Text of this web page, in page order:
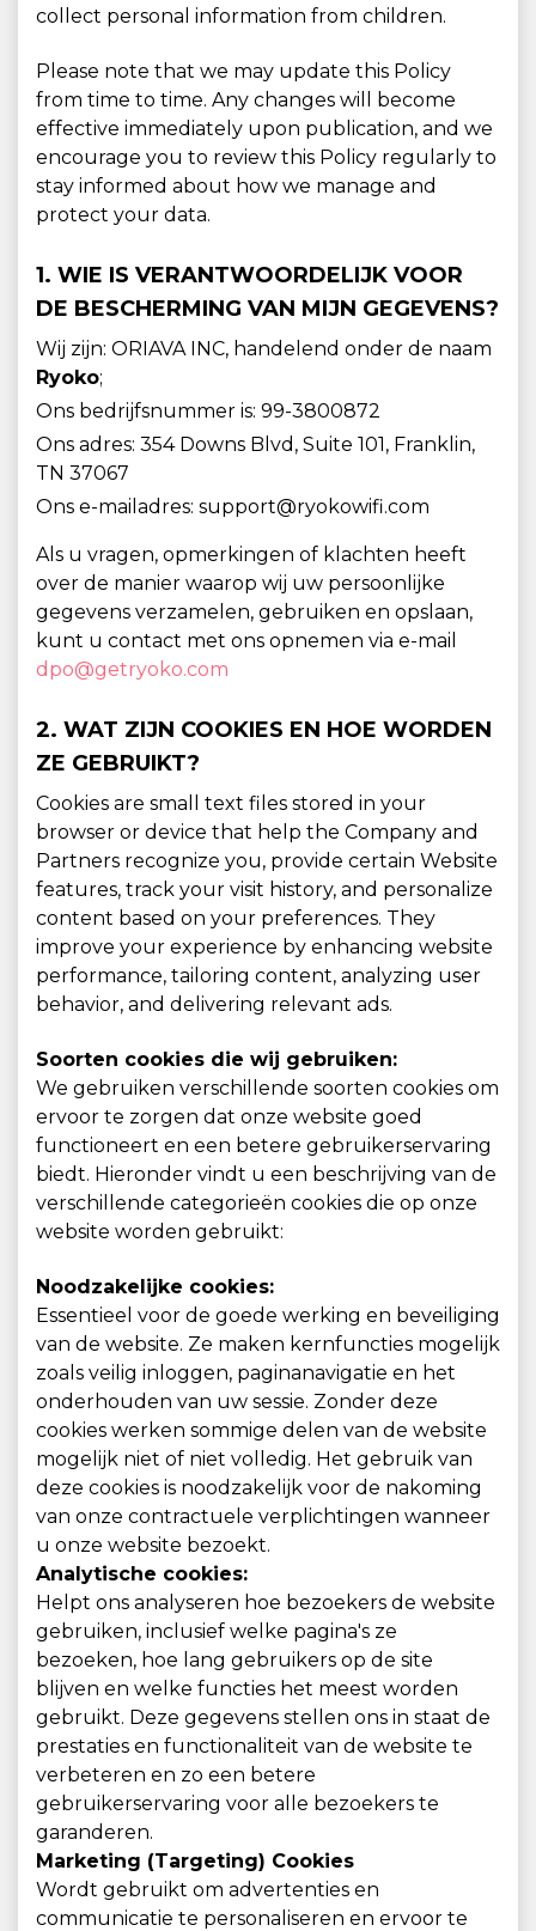
collect personal information from children.
Please note that we may update this Policy
from time to time. Any changes will become
effective immediately upon publication, and we
encourage you to review this Policy regularly to
stay informed about how we manage and
protect your data.
1. WIE IS VERANTWOORDELIJK VOOR
DE BESCHERMING VAN MIJN GEGEVENS?
Wij zijn: ORIAVA INC, handelend onder de naam
Ryoko;
Ons bedrijfsnummer is: 99-3800872
Ons adres: 354 Downs Blvd, Suite 101, Franklin,
TN 37067
Ons e-mailadres: support@ryokowifi.com
Als u vragen, opmerkingen of klachten heeft
over de manier waarop wij uw persoonlijke
gegevens verzamelen, gebruiken en opslaan,
kunt u contact met ons opnemen via e-mail
dpo@getryoko.com
2. WAT ZIJN COOKIES EN HOE WORDEN
ZE GEBRUIKT?
Cookies are small text files stored in your
browser or device that help the Company and
Partners recognize you, provide certain Website
features, track your visit history, and personalize
content based on your preferences. They
improve your experience by enhancing website
performance, tailoring content, analyzing user
behavior, and delivering relevant ads.
Soorten cookies die wij gebruiken:
We gebruiken verschillende soorten cookies om
ervoor te zorgen dat onze website goed
functioneert en een betere gebruikerservaring
biedt. Hieronder vindt u een beschrijving van de
verschillende categorieën cookies die op onze
website worden gebruikt:
Noodzakelijke cookies:
Essentieel voor de goede werking en beveiliging
van de website. Ze maken kernfuncties mogelijk
zoals veilig inloggen, paginanavigatie en het
onderhouden van uw sessie. Zonder deze
cookies werken sommige delen van de website
mogelijk niet of niet volledig. Het gebruik van
deze cookies is noodzakelijk voor de nakoming
van onze contractuele verplichtingen wanneer
u onze website bezoekt.
Analytische cookies:
Helpt ons analyseren hoe bezoekers de website
gebruiken, inclusief welke pagina's ze
bezoeken, hoe lang gebruikers op de site
blijven en welke functies het meest worden
gebruikt. Deze gegevens stellen ons in staat de
prestaties en functionaliteit van de website te
verbeteren en zo een betere
gebruikerservaring voor alle bezoekers te
garanderen.
Marketing (Targeting) Cookies
Wordt gebruikt om advertenties en
communicatie te personaliseren en ervoor te